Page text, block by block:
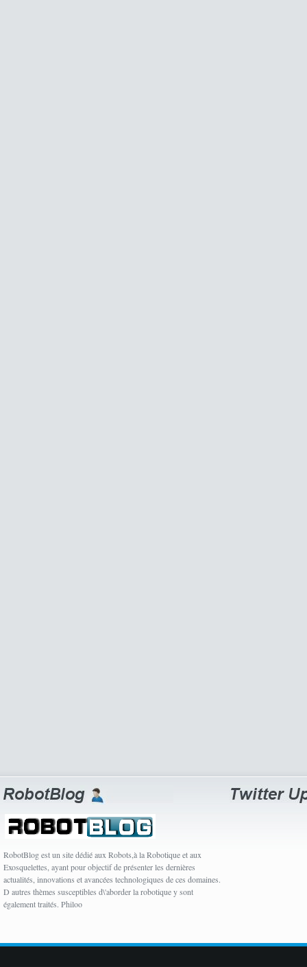
RobotBlog est un site dédié aux Robots,à la Robotique et aux
Exosquelettes, ayant pour objectif de présenter les dernières
actualités, innovations et avancées technologiques de ces domaines.
D autres thèmes susceptibles d\'aborder la robotique y sont
également traités. Philoo